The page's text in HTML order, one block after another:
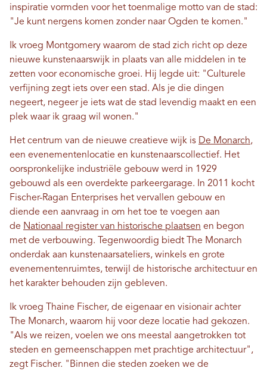
inspiratie vormden voor het toenmalige motto van de stad:
"Je kunt nergens komen zonder naar Ogden te komen."
Ik vroeg Montgomery waarom de stad zich richt op deze
nieuwe kunstenaarswijk in plaats van alle middelen in te
zetten voor economische groei. Hij legde uit: "Culturele
verfijning zegt iets over een stad. Als je die dingen
negeert, negeer je iets wat de stad levendig maakt en een
plek waar ik graag wil wonen."
Het centrum van de nieuwe creatieve wijk is De Monarch,
een evenementenlocatie en kunstenaarscollectief. Het
oorspronkelijke industriële gebouw werd in 1929
gebouwd als een overdekte parkeergarage. In 2011 kocht
Fischer-Ragan Enterprises het vervallen gebouw en
diende een aanvraag in om het toe te voegen aan
de Nationaal register van historische plaatsen en begon
met de verbouwing. Tegenwoordig biedt The Monarch
onderdak aan kunstenaarsateliers, winkels en grote
evenementenruimtes, terwijl de historische architectuur en
het karakter behouden zijn gebleven.
Ik vroeg Thaine Fischer, de eigenaar en visionair achter
The Monarch, waarom hij voor deze locatie had gekozen.
"Als we reizen, voelen we ons meestal aangetrokken tot
steden en gemeenschappen met prachtige architectuur",
zegt Fischer. "Binnen die steden zoeken we de